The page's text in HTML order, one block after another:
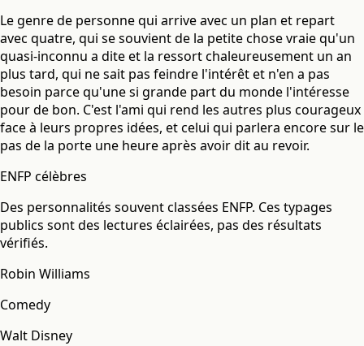
Le genre de personne qui arrive avec un plan et repart
avec quatre, qui se souvient de la petite chose vraie qu'un
quasi-inconnu a dite et la ressort chaleureusement un an
plus tard, qui ne sait pas feindre l'intérêt et n'en a pas
besoin parce qu'une si grande part du monde l'intéresse
pour de bon. C'est l'ami qui rend les autres plus courageux
face à leurs propres idées, et celui qui parlera encore sur le
pas de la porte une heure après avoir dit au revoir.
ENFP célèbres
Des personnalités souvent classées ENFP. Ces typages
publics sont des lectures éclairées, pas des résultats
vérifiés.
Robin Williams
Comedy
Walt Disney